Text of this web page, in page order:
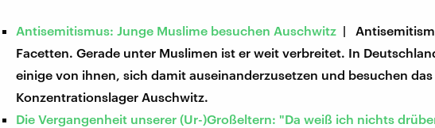
Antisemitismus: Junge Muslime besuchen Auschwitz |
Facetten. Gerade unter Muslimen ist er weit verbreitet. In
einige von ihnen, sich damit auseinanderzusetzen und besuchen
Konzentrationslager Auschwitz.
Die Vergangenheit unserer (Ur-)Großeltern: "Da weiß ich nichts